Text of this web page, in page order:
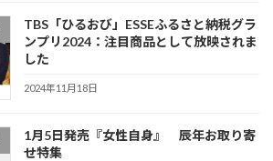
TBS「ひるおび」ESSEふるさと納税グラ
ンプリ2024：注目商品として放映されま
した
2024年11月18日
1月5日発売『女性自身』 辰年お取り寄
せ特集